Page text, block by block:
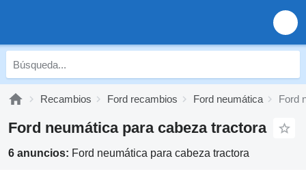
Recambios Ford recambios Ford neumática Ford
Ford neumática para cabeza tractora
6 anuncios: Ford neumática para cabeza tractora